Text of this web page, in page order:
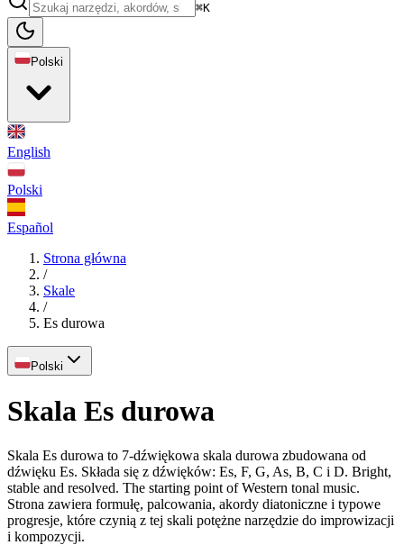
⌘K
Polski
English
Polski
Español
Strona główna
/
Skale
/
Es durowa
Polski
Skala Es durowa
Skala Es durowa to 7-dźwiękowa skala durowa zbudowana od
dźwięku Es. Składa się z dźwięków: Es, F, G, As, B, C i D. Bright,
stable and resolved. The starting point of Western tonal music.
Strona zawiera formułę, palcowania, akordy diatoniczne i typowe
progresje, które czynią z tej skali potężne narzędzie do improwizacji
i kompozycji.